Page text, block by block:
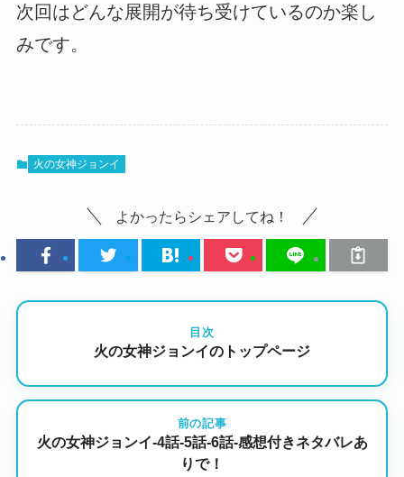
次回はどんな展開が待ち受けているのか楽し
みです。
火の女神ジョンイ
よかったらシェアしてね！
目次
火の女神ジョンイのトップページ
前の記事
火の女神ジョンイ-4話-5話-6話-感想付きネタバレあ
りで！